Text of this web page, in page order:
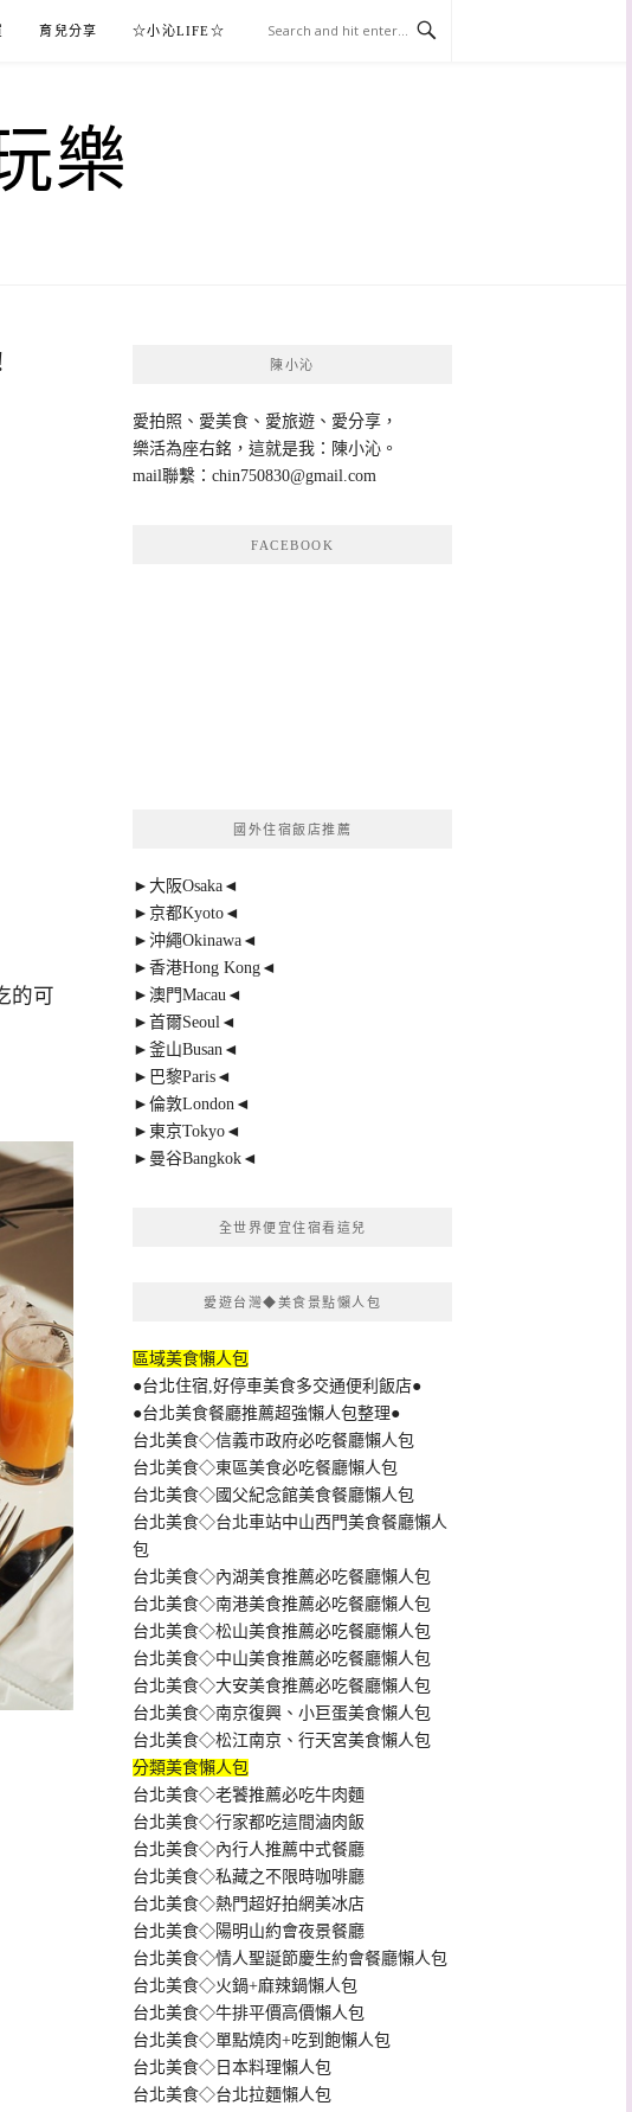
育兒分享 ☆小沁LIFE☆
樂
的可
陳小沁
愛拍照、愛美食、愛旅遊、愛分享，
樂活為座右銘，這就是我：陳小沁。
mail聯繫： chin750830@gmail.com
FACEBOOK
國外住宿飯店推薦
►大阪Osaka◄
►京都Kyoto◄
►沖繩Okinawa◄
►香港Hong Kong◄
►澳門Macau◄
►首爾Seoul◄
►釜山Busan◄
►巴黎Paris◄
►倫敦London◄
►東京Tokyo◄
►曼谷Bangkok◄
全世界便宜住宿看這兒
愛遊台灣◆美食景點懶人包
區域美食懶人包
●台北住宿,好停車美食多交通便利飯店●
●台北美食餐廳推薦超強懶人包整理●
台北美食◇信義市政府必吃餐廳懶人包
台北美食◇東區美食必吃餐廳懶人包
台北美食◇國父紀念館美食餐廳懶人包
台北美食◇台北車站中山西門美食餐廳懶人
包
台北美食◇內湖美食推薦必吃餐廳懶人包
台北美食◇南港美食推薦必吃餐廳懶人包
台北美食◇松山美食推薦必吃餐廳懶人包
台北美食◇中山美食推薦必吃餐廳懶人包
台北美食◇大安美食推薦必吃餐廳懶人包
台北美食◇南京復興、小巨蛋美食懶人包
台北美食◇松江南京、行天宮美食懶人包
分類美食懶人包
台北美食◇老饕推薦必吃牛肉麵
台北美食◇行家都吃這間滷肉飯
台北美食◇內行人推薦中式餐廳
台北美食◇私藏之不限時咖啡廳
台北美食◇熱門超好拍網美冰店
台北美食◇陽明山約會夜景餐廳
台北美食◇情人聖誕節慶生約會餐廳懶人包
台北美食◇火鍋+麻辣鍋懶人包
台北美食◇牛排平價高價懶人包
台北美食◇單點燒肉+吃到飽懶人包
台北美食◇日本料理懶人包
台北美食◇台北拉麵懶人包